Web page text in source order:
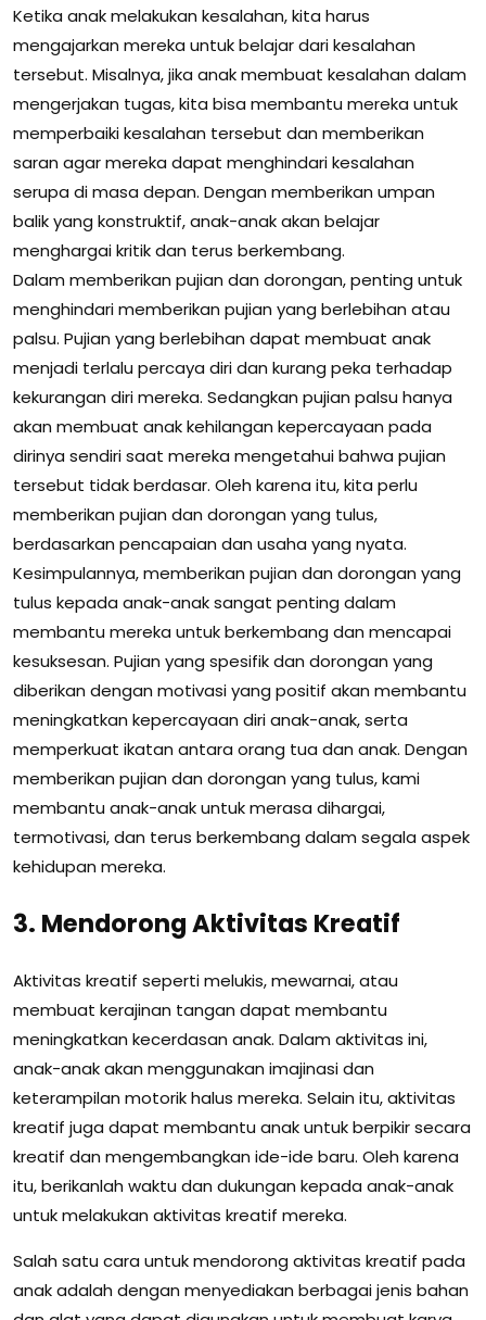
Ketika anak melakukan kesalahan, kita harus
mengajarkan mereka untuk belajar dari kesalahan
tersebut. Misalnya, jika anak membuat kesalahan dalam
mengerjakan tugas, kita bisa membantu mereka untuk
memperbaiki kesalahan tersebut dan memberikan
saran agar mereka dapat menghindari kesalahan
serupa di masa depan. Dengan memberikan umpan
balik yang konstruktif, anak-anak akan belajar
menghargai kritik dan terus berkembang.
Dalam memberikan pujian dan dorongan, penting untuk
menghindari memberikan pujian yang berlebihan atau
palsu. Pujian yang berlebihan dapat membuat anak
menjadi terlalu percaya diri dan kurang peka terhadap
kekurangan diri mereka. Sedangkan pujian palsu hanya
akan membuat anak kehilangan kepercayaan pada
dirinya sendiri saat mereka mengetahui bahwa pujian
tersebut tidak berdasar. Oleh karena itu, kita perlu
memberikan pujian dan dorongan yang tulus,
berdasarkan pencapaian dan usaha yang nyata.
Kesimpulannya, memberikan pujian dan dorongan yang
tulus kepada anak-anak sangat penting dalam
membantu mereka untuk berkembang dan mencapai
kesuksesan. Pujian yang spesifik dan dorongan yang
diberikan dengan motivasi yang positif akan membantu
meningkatkan kepercayaan diri anak-anak, serta
memperkuat ikatan antara orang tua dan anak. Dengan
memberikan pujian dan dorongan yang tulus, kami
membantu anak-anak untuk merasa dihargai,
termotivasi, dan terus berkembang dalam segala aspek
kehidupan mereka.
3. Mendorong Aktivitas Kreatif
Aktivitas kreatif seperti melukis, mewarnai, atau
membuat kerajinan tangan dapat membantu
meningkatkan kecerdasan anak. Dalam aktivitas ini,
anak-anak akan menggunakan imajinasi dan
keterampilan motorik halus mereka. Selain itu, aktivitas
kreatif juga dapat membantu anak untuk berpikir secara
kreatif dan mengembangkan ide-ide baru. Oleh karena
itu, berikanlah waktu dan dukungan kepada anak-anak
untuk melakukan aktivitas kreatif mereka.
Salah satu cara untuk mendorong aktivitas kreatif pada
anak adalah dengan menyediakan berbagai jenis bahan